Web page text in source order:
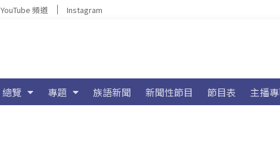
YouTube 頻道 Instagram
總覽 專題 族語新聞 新聞性節目 節目表 主播